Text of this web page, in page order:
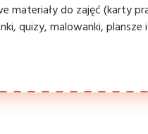
materiały do zajęć (karty
quizy, malowanki, plansze